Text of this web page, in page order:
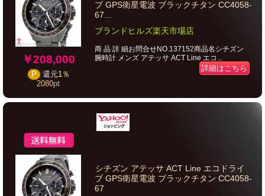
￥208,000
P 還元1％
2080pt
ブ GPS衛星電波 ブラックチタン CC4058-
67...
ブランドヒルズ楽天市場店
商 品 詳 細お問合せNO.137152商品名シチズン
腕時計 メンズ アテッサ ACT Line エコ...
詳細はこちら
シチズン アテッサ ACT Line エコドライ
ブ GPS衛星電波 ブラックチタン CC4058-
67